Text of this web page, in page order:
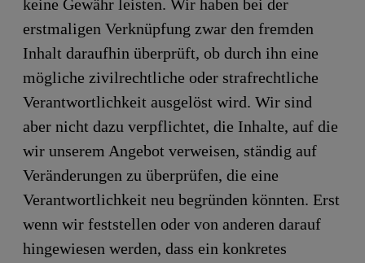
keine Gewähr leisten. Wir haben bei der
erstmaligen Verknüpfung zwar den fremden
Inhalt daraufhin überprüft, ob durch ihn eine
mögliche zivilrechtliche oder strafrechtliche
Verantwortlichkeit ausgelöst wird. Wir sind
aber nicht dazu verpflichtet, die Inhalte, auf die
wir unserem Angebot verweisen, ständig auf
Veränderungen zu überprüfen, die eine
Verantwortlichkeit neu begründen könnten. Erst
wenn wir feststellen oder von anderen darauf
hingewiesen werden, dass ein konkretes